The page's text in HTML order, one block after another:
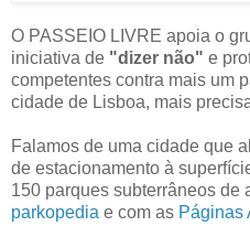
O PASSEIO LIVRE apoia o
iniciativa de "dizer não" e
competentes contra mais um
cidade de Lisboa, mais
Falamos de uma cidade que
de estacionamento à
150 parques subterrâneos de
parkopedia e com as Páginas